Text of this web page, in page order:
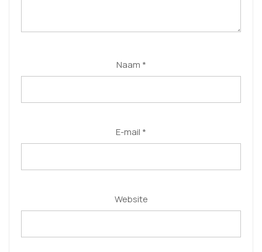
Naam *
E-mail *
Website